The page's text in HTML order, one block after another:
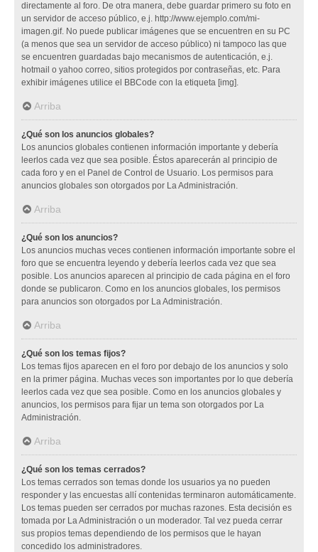
directamente al foro. De otra manera, debe guardar primero su foto en
un servidor de acceso público, e.j. http://www.ejemplo.com/mi-
imagen.gif. No puede publicar imágenes que se encuentren en su PC
(a menos que sea un servidor de acceso público) ni tampoco las que
se encuentren guardadas bajo mecanismos de autenticación, e.j.
hotmail o yahoo correo, sitios protegidos por contraseñas, etc. Para
exhibir imágenes utilice el BBCode con la etiqueta [img].
Arriba
¿Qué son los anuncios globales?
Los anuncios globales contienen información importante y debería
leerlos cada vez que sea posible. Éstos aparecerán al principio de
cada foro y en el Panel de Control de Usuario. Los permisos para
anuncios globales son otorgados por La Administración.
Arriba
¿Qué son los anuncios?
Los anuncios muchas veces contienen información importante sobre el
foro que se encuentra leyendo y debería leerlos cada vez que sea
posible. Los anuncios aparecen al principio de cada página en el foro
donde se publicaron. Como en los anuncios globales, los permisos
para anuncios son otorgados por La Administración.
Arriba
¿Qué son los temas fijos?
Los temas fijos aparecen en el foro por debajo de los anuncios y solo
en la primer página. Muchas veces son importantes por lo que debería
leerlos cada vez que sea posible. Como en los anuncios globales y
anuncios, los permisos para fijar un tema son otorgados por La
Administración.
Arriba
¿Qué son los temas cerrados?
Los temas cerrados son temas donde los usuarios ya no pueden
responder y las encuestas allí contenidas terminaron automáticamente.
Los temas pueden ser cerrados por muchas razones. Esta decisión es
tomada por La Administración o un moderador. Tal vez pueda cerrar
sus propios temas dependiendo de los permisos que le hayan
concedido los administradores.